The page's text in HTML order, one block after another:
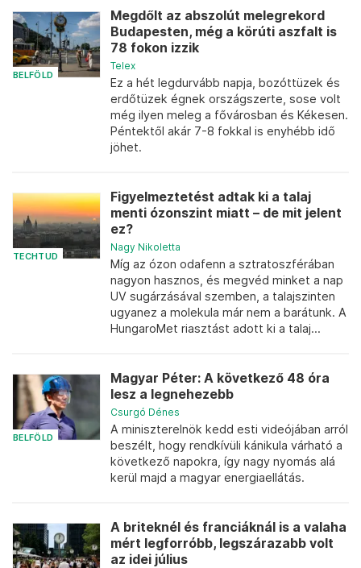
BELFÖLD
Megdőlt az abszolút melegrekord
Budapesten, még a körúti aszfalt is
78 fokon izzik
Telex
Ez a hét legdurvább napja, bozóttüzek és
erdőtüzek égnek országszerte, sose volt
még ilyen meleg a fővárosban és Kékesen.
Péntektől akár 7-8 fokkal is enyhébb idő
jöhet.
TECHTUD
Figyelmeztetést adtak ki a talaj
menti ózonszint miatt – de mit jelent
ez?
Nagy Nikoletta
Míg az ózon odafenn a sztratoszférában
nagyon hasznos, és megvéd minket a nap
UV sugárzásával szemben, a talajszinten
ugyanez a molekula már nem a barátunk. A
HungaroMet riasztást adott ki a talaj...
BELFÖLD
Magyar Péter: A következő 48 óra
lesz a legnehezebb
Csurgó Dénes
A miniszterelnök kedd esti videójában arról
beszélt, hogy rendkívüli kánikula várható a
következő napokra, így nagy nyomás alá
kerül majd a magyar energiaellátás.
A briteknél és franciáknál is a valaha
mért legforróbb, legszárazabb volt
az idei július